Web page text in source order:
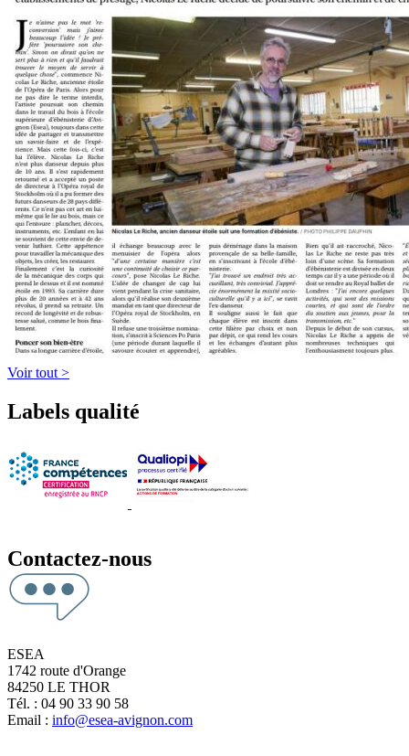
Voir tout >
Labels qualité
Contactez-nous
ESEA
1742 route d'Orange
84250 LE THOR
Tél. : 04 90 33 90 58
Email : info@esea-avignon.com